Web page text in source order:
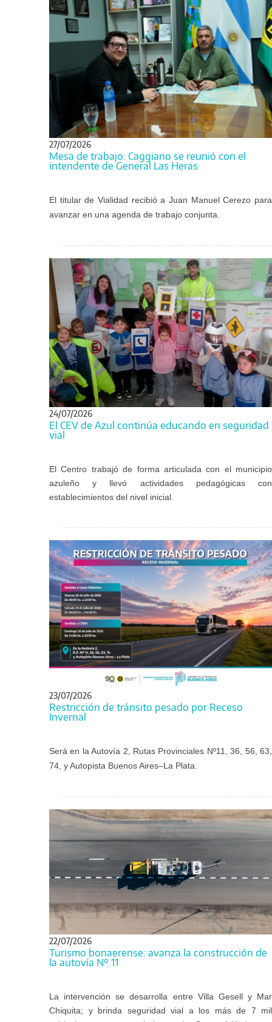
27/07/2026
Mesa de trabajo: Caggiano se reunió con el
intendente de General Las Heras
El titular de Vialidad recibió a Juan Manuel Cerezo para
avanzar en una agenda de trabajo conjunta.
24/07/2026
El CEV de Azul continúa educando en seguridad
vial
El Centro trabajó de forma articulada con el municipio
azuleño y llevó actividades pedagógicas con
establecimientos del nivel inicial.
23/07/2026
Restricción de tránsito pesado por Receso
Invernal
Será en la Autovía 2, Rutas Provinciales Nº11, 36, 56, 63,
74, y Autopista Buenos Aires–La Plata.
22/07/2026
Turismo bonaerense: avanza la construcción de
la autovía Nº 11
La intervención se desarrolla entre Villa Gesell y Mar
Chiquita; y brinda seguridad vial a los más de 7 mil